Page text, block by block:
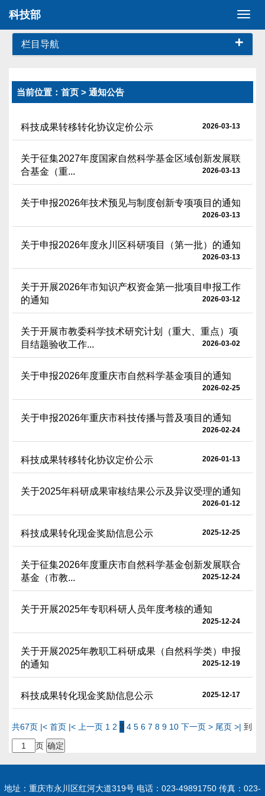
切
科技部
栏目导航 +
当前位置： 首页 > 通知公告
科技成果转移转化协议定价公示 2026-03-13
关于征集2027年度国家自然科学基金区域创新发展联
合基金（重...
2026-03-13
关于申报2026年技术预见与制度创新专项项目的通知
2026-03-13
关于申报2026年度永川区科研项目（第一批）的通知
2026-03-13
关于开展2026年市知识产权资金第一批项目申报工作
的通知
2026-03-12
关于开展市教委科学技术研究计划（重大、重点）项
目结题验收工作...
2026-03-02
关于申报2026年度重庆市自然科学基金项目的通知
2026-02-25
关于申报2026年重庆市科技传播与普及项目的通知
2026-02-24
科技成果转移转化协议定价公示 2026-01-13
关于2025年科研成果审核结果公示及异议受理的通知
2026-01-12
科技成果转化现金奖励信息公示 2025-12-25
关于征集2026年度重庆市自然科学基金创新发展联合
基金（市教...
2025-12-24
关于开展2025年专职科研人员年度考核的通知
2025-12-24
关于开展2025年教职工科研成果（自然科学类）申报
的通知
2025-12-19
科技成果转化现金奖励信息公示 2025-12-17
共67页 |< 首页 |< 上一页 1 2 3 4 5 6 7 8 9 10 下一页 > 尾页 >| 到
页 确定
地址：重庆市永川区红河大道319号 电话：023-49891750 传真：023-